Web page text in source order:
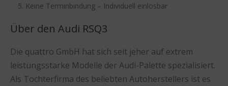
Keine Terminbindung – Individuell einlösbar
Über den Audi RSQ3
Die quattro GmbH hat sich seit jeher auf extrem
leistungsstarke Modelle der Audi-Palette spezialisiert.
Als Tochterfirma des beliebten Autoherstellers ist es